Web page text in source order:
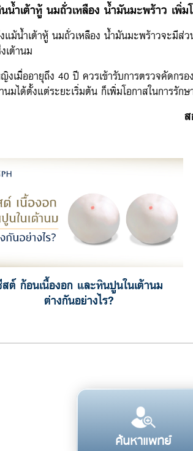
น้ำเต้าหู้ นมถั่วเหลือง น้ำมันมะพร้าว เพิ่ม
แม้น้ำเต้าหู้ นมถั่วเหลือง น้ำมันมะพร้าวจะมีส่
เต้านม
งเมื่ออายุถึง 40 ปี ควรเข้ารับการตรวจคัดกรอ
นมได้ตั้งแต่ระยะเริ่มต้น ก็เพิ่มโอกาสในการรักษ
ต์ ก้อนเนื้องอก และหินปูนในเต้านม
ต่างกันอย่างไร?
ค้นหาแพทย์